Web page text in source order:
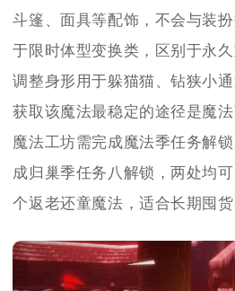
斗篷、面具等配饰，不会与装
于限时体型变换类，区别于永
调整身形用于躲猫猫、钻狭小通
获取该魔法最稳定的途径是魔
魔法工坊需完成魔法季任务解
成归巢季任务八解锁，两处均
个返老还童魔法，适合长期囤货